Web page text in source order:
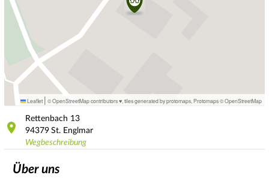
Leaflet | © OpenStreetMap contributors ♥, tiles generated by protomaps Protomaps©OpenStreetMap
Rettenbach 13
94379 St. Englmar
Wegbeschreibung
Über uns